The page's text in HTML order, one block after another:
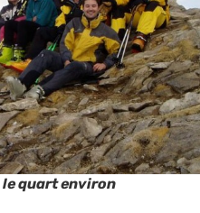
le quart environ